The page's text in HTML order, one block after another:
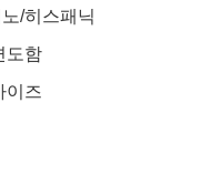
/히스패닉
도함
이즈